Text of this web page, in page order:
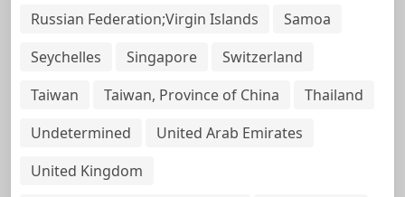
Russian Federation;Virgin Islands
Samoa
Seychelles
Singapore
Switzerland
Taiwan
Taiwan, Province of China
Thailand
Undetermined
United Arab Emirates
United Kingdom